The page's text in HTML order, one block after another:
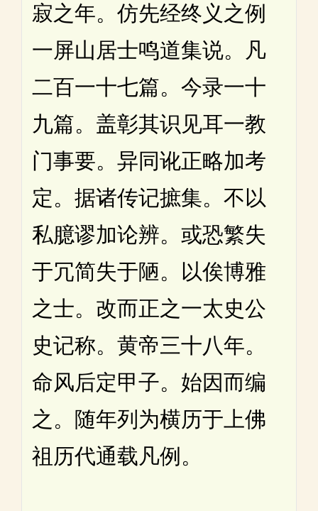
寂之年。仿先经终义之例
一屏山居士鸣道集说。凡
二百一十七篇。今录一十
九篇。盖彰其识见耳一教
门事要。异同讹正略加考
定。据诸传记摭集。不以
私臆谬加论辨。或恐繁失
于冗简失于陋。以俟博雅
之士。改而正之一太史公
史记称。黄帝三十八年。
命风后定甲子。始因而编
之。随年列为横历于上佛
祖历代通载凡例。